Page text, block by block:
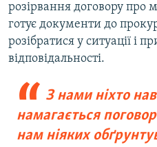
розірвання договору про
готує документи до
розібратися у ситуації і
відповідальності.
З нами ніхто
намагається
нам ніяких